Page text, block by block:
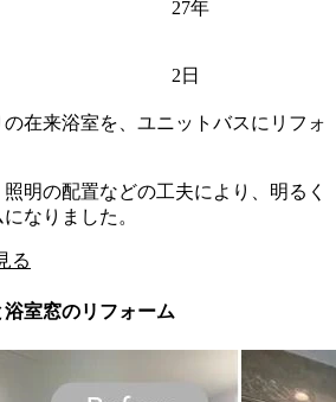
27年
2日
在来浴室を、ユニットバスにリフォ
明の配置などの工夫により、明るく
なりました。
る
室窓のリフォーム